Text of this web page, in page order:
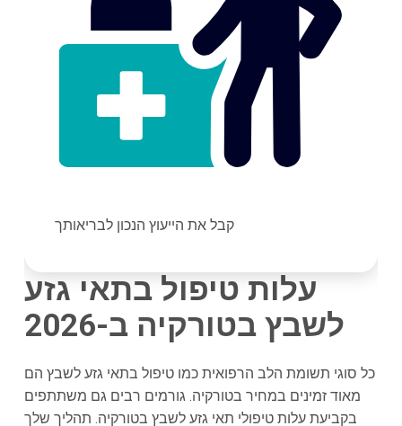
קבל את הייעוץ הנכון לבריאותך
עלות טיפול בתאי גזע
לשבץ בטורקיה ב-2026
כל סוגי תשומת הלב הרפואית כמו טיפול בתאי גזע לשבץ הם
מאוד זמינים במחיר בטורקיה. גורמים רבים גם משתתפים
בקביעת עלות טיפולי תאי גזע לשבץ בטורקיה. תהליך שלך